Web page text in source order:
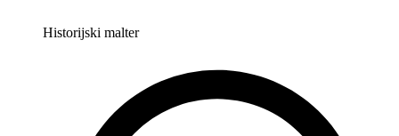
Historijski malter